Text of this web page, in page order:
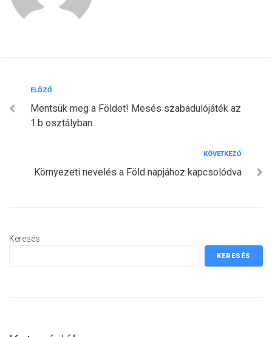
Bejegyzés
navigáció
Előző
ELŐZŐ
Mentsük meg a Földet! Mesés szabadulójáték az
1.b osztályban
KÖVETKEZŐ
Környezeti nevelés a Föld napjához kapcsolódva
Keresés
KERESÉS